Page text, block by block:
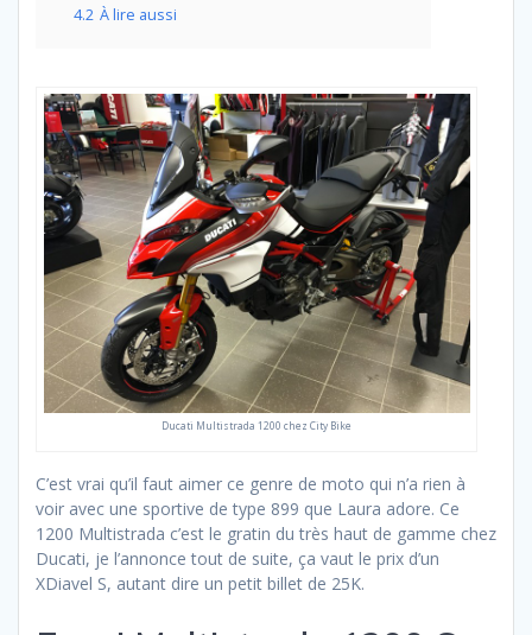
4.2 À lire aussi
Ducati Multistrada 1200 chez City Bike
C’est vrai qu’il faut aimer ce genre de moto qui n’a rien à
voir avec une sportive de type 899 que Laura adore. Ce
1200 Multistrada c’est le gratin du très haut de gamme chez
Ducati, je l’annonce tout de suite, ça vaut le prix d’un
XDiavel S, autant dire un petit billet de 25K.